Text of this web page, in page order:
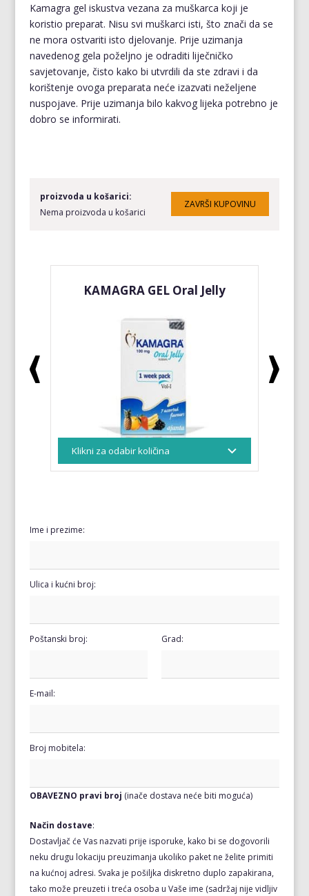
Kamagra gel iskustva vezana za muškarca koji je
koristio preparat. Nisu svi muškarci isti, što znači da se
ne mora ostvariti isto djelovanje. Prije uzimanja
navedenog gela poželjno je odraditi liječničko
savjetovanje, čisto kako bi utvrdili da ste zdravi i da
korištenje ovoga preparata neće izazvati neželjene
nuspojave. Prije uzimanja bilo kakvog lijeka potrebno je
dobro se informirati.
proizvoda u košarici:
Nema proizvoda u košarici
KAMAGRA GEL Oral Jelly
Ime i prezime:
Ulica i kućni broj:
Poštanski broj: Grad:
E-mail:
Broj mobitela:
OBAVEZNO pravi broj (inače dostava neće biti moguća)
Način dostave:
Dostavljač će Vas nazvati prije isporuke, kako bi se dogovorili
neku drugu lokaciju preuzimanja ukoliko paket ne želite primiti
na kućnoj adresi. Svaka je pošiljka diskretno duplo zapakirana,
tako može preuzeti i treća osoba u Vaše ime (sadržaj nije vidljiv